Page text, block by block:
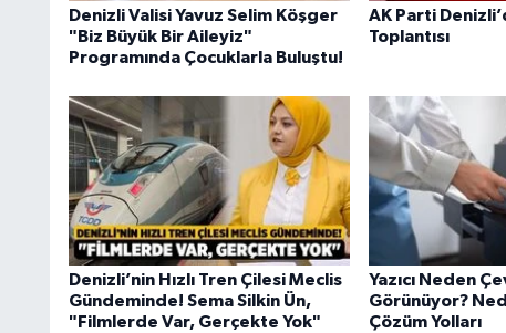
Denizli Valisi Yavuz Selim Köşger
"Biz Büyük Bir Aileyiz"
Programında Çocuklarla Buluştu!
AK Parti
Toplantısı
Denizli’nin Hızlı Tren Çilesi Meclis
Gündeminde! Sema Silkin Ün,
"Filmlerde Var, Gerçekte Yok"
Yazıcı Neden
Görünüyor?
Çözüm Yolları